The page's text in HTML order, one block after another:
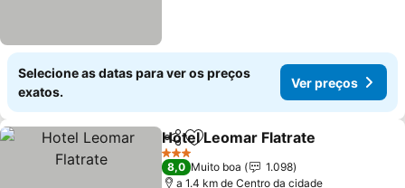
Selecione as datas para ver os preços
exatos.
Ver preços
PartilharAdicionar aos favoritos
Hotel Leomar Flatrate
3 Estrelas
8,0 Muito boa
1.098
a 1.4 km de Centro da cidade